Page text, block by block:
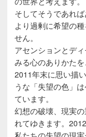
そしてそうであれ
より過剰に希望の
せん。
アセンションとデ
みる心のありかたを
2011年末に思い描
うな「失望の色」
ています。
幻想の破壊、現実
れてゆきます。2012